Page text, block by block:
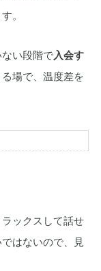
。
い段階で入会す
場で、温度差を
ックスして話せ
はないので、見